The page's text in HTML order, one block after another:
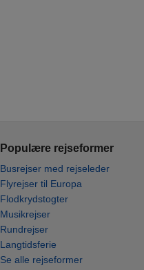
Populære rejseformer
Busrejser med rejseleder
Flyrejser til Europa
Flodkrydstogter
Musikrejser
Rundrejser
Langtidsferie
Se alle rejseformer